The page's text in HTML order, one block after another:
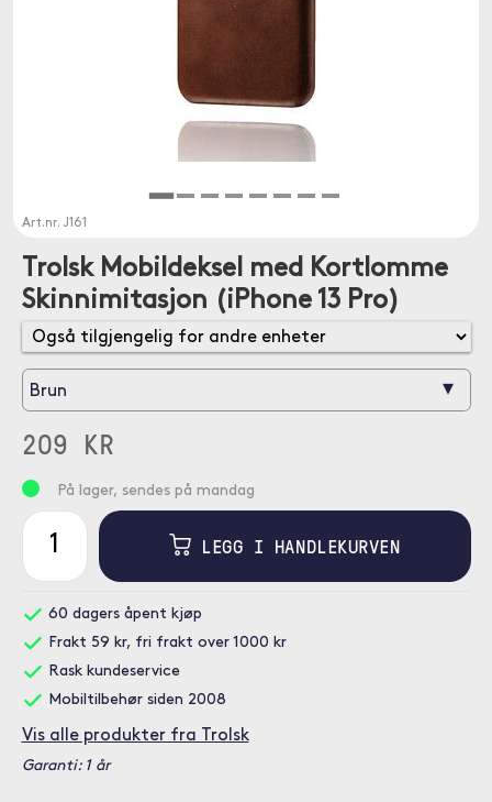
Art.nr. J161
Trolsk Mobildeksel med Kortlomme
Skinnimitasjon (iPhone 13 Pro)
Brun ▾
209 KR
På lager, sendes på mandag
LEGG I HANDLEKURVEN
60 dagers åpent kjøp
Frakt 59 kr, fri frakt over 1000 kr
Rask kundeservice
Mobiltilbehør siden 2008
Vis alle produkter fra Trolsk
Garanti: 1 år